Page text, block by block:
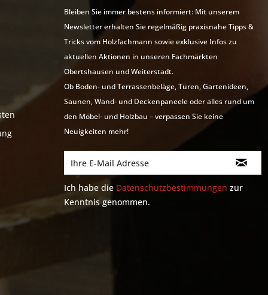
Bleiben Sie immer bestens informiert: Mit unserem
Newsletter erhalten Sie regelmäßig praxisnahe Tipps &
Tricks vom Holzfachmann sowie exklusive Infos zu
aktuellen Aktionen in unseren Fachmärkten
Obertshausen und Weiterstadt.
Ob Boden- und Terrassenbeläge, Türen, Gartenideen,
Saunen, Wand- und Deckenpaneele oder alles rund um
den Möbel- und Holzbau – verpassen Sie keine
Neuigkeiten mehr!
Ich habe die Datenschutzbestimmungen zur
Kenntnis genommen.